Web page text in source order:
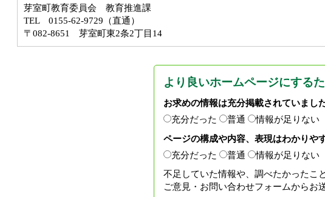
芽室町教育委員会 教育推進課
TEL 0155-62-9729（直通）
〒082-8651 芽室町東2条2丁目14
より良いホームページにする
お求めの情報は充分掲載されていまし
充分だった
普通
情報が足りない
ページの構成や内容、表現はわかりや
充分だった
普通
情報が足りない
不足していた情報や、調べたかったこ
ご意見・お問い合わせフォームからお